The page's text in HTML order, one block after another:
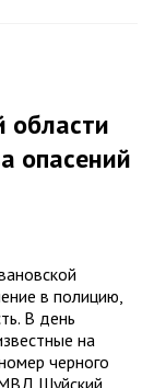
области
опасений
в полицию,
В день
на
черного
Шуйский